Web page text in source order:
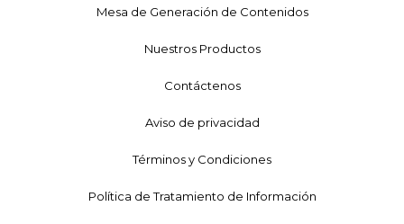
Mesa de Generación de Contenidos
Nuestros Productos
Contáctenos
Aviso de privacidad
Términos y Condiciones
Política de Tratamiento de Información